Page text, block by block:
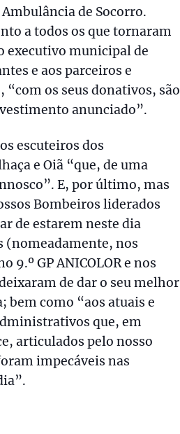
de Socorro.
a todos os que tornaram
executivo municipal de
e aos parceiros e
os seus donativos, são
anunciado”.
escuteiros dos
e Oiã “que, de uma
E, por último, mas
Bombeiros liderados
de estarem neste dia
(nomeadamente, nos
9.º GP ANICOLOR e nos
de dar o seu melhor
bem como “aos atuais e
que, em
articulados pelo nosso
impecáveis nas